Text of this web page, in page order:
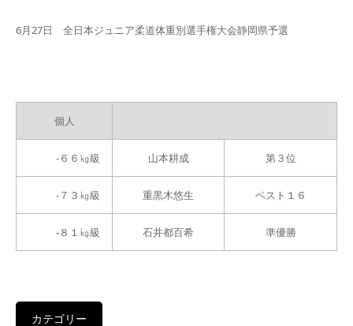
6月27日 全日本ジュニア柔道体重別選手権大会静岡県予選
個人
-６６㎏級 山本耕成 第３位
-７３㎏級 重黒木悠生 ベスト１６
-８１㎏級 石井都百希 準優勝
カテゴリー